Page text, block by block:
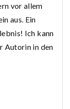
vor allem
aus. Ein
Ich kann
Autorin in den